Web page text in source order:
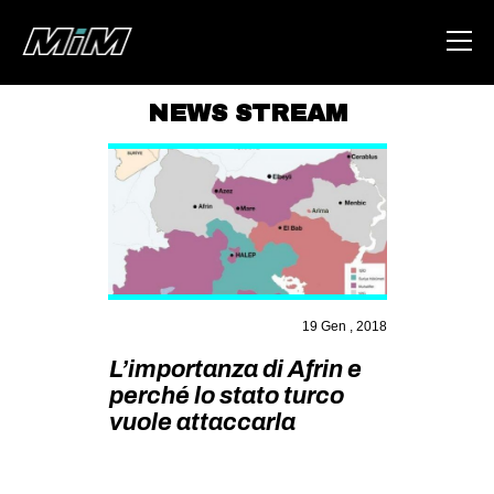
ABOUT
AREA
DEGENERAZIONE
MSM
STUDENTI TSUNAMI
NEWS STREAM
19 Gen , 2018
L’importanza di Afrin e
perché lo stato turco
vuole attaccarla